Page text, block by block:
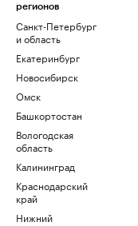
регионов
Санкт-Петербург
и область
Екатеринбург
Новосибирск
Омск
Башкортостан
Вологодская
область
Калининград
Краснодарский
край
Нижний